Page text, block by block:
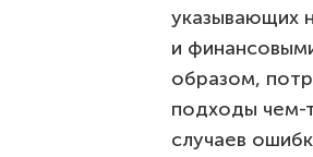
указывающих
и
образом,
подходы чем-
случаев